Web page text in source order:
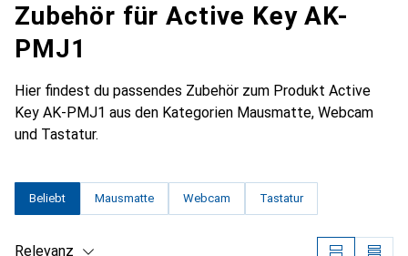
Zubehör für Active Key AK-
PMJ1
Hier findest du passendes Zubehör zum Produkt Active
Key AK-PMJ1 aus den Kategorien Mausmatte, Webcam
und Tastatur.
Beliebt Mausmatte Webcam Tastatur
Relevanz